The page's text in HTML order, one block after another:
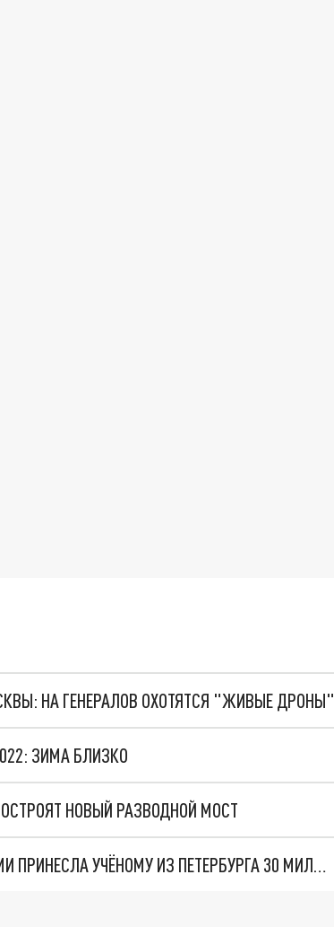
НА ГЕНЕРАЛОВ ОХОТЯТСЯ "ЖИВЫЕ ДРОНЫ"
ЗИМА БЛИЗКО
НОВЫЙ РАЗВОДНОЙ МОСТ
ФАБЕРЖЕ ЗДЕСЬ НИ ПРИ ЧЁМ: АФЁРА С ЯЙЦАМИ ПРИНЕСЛА УЧЁНОМУ ИЗ ПЕТЕРБУРГА 30 МИЛЛИОНОВ